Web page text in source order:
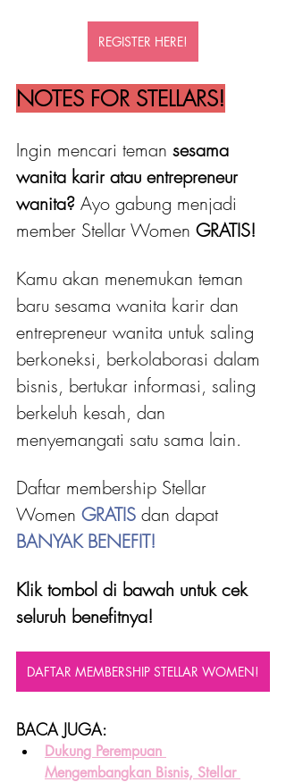
REGISTER HERE!
NOTES FOR STELLARS!
Ingin mencari teman sesama
wanita karir atau entrepreneur
wanita? Ayo gabung menjadi
member Stellar Women GRATIS!
Kamu akan menemukan teman
baru sesama wanita karir dan
entrepreneur wanita untuk saling
berkoneksi, berkolaborasi dalam
bisnis, bertukar informasi, saling
berkeluh kesah, dan
menyemangati satu sama lain.
Daftar membership Stellar
Women GRATIS dan dapat
BANYAK BENEFIT!
Klik tombol di bawah untuk cek
seluruh benefitnya!
DAFTAR MEMBERSHIP STELLAR WOMEN!
BACA JUGA:
Dukung Perempuan
Mengembangkan Bisnis, Stellar